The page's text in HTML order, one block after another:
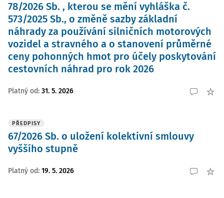
78/2026 Sb. , kterou se mění vyhláška č.
573/2025 Sb., o změně sazby základní
náhrady za používání silničních motorových
vozidel a stravného a o stanovení průměrné
ceny pohonných hmot pro účely poskytování
cestovních náhrad pro rok 2026
Platný od: 31. 5. 2026
PŘEDPISY
67/2026 Sb. o uložení kolektivní smlouvy
vyššího stupně
Platný od: 19. 5. 2026